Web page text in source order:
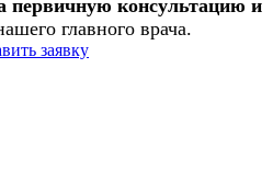
первичную консультацию и
главного врача.
заявку